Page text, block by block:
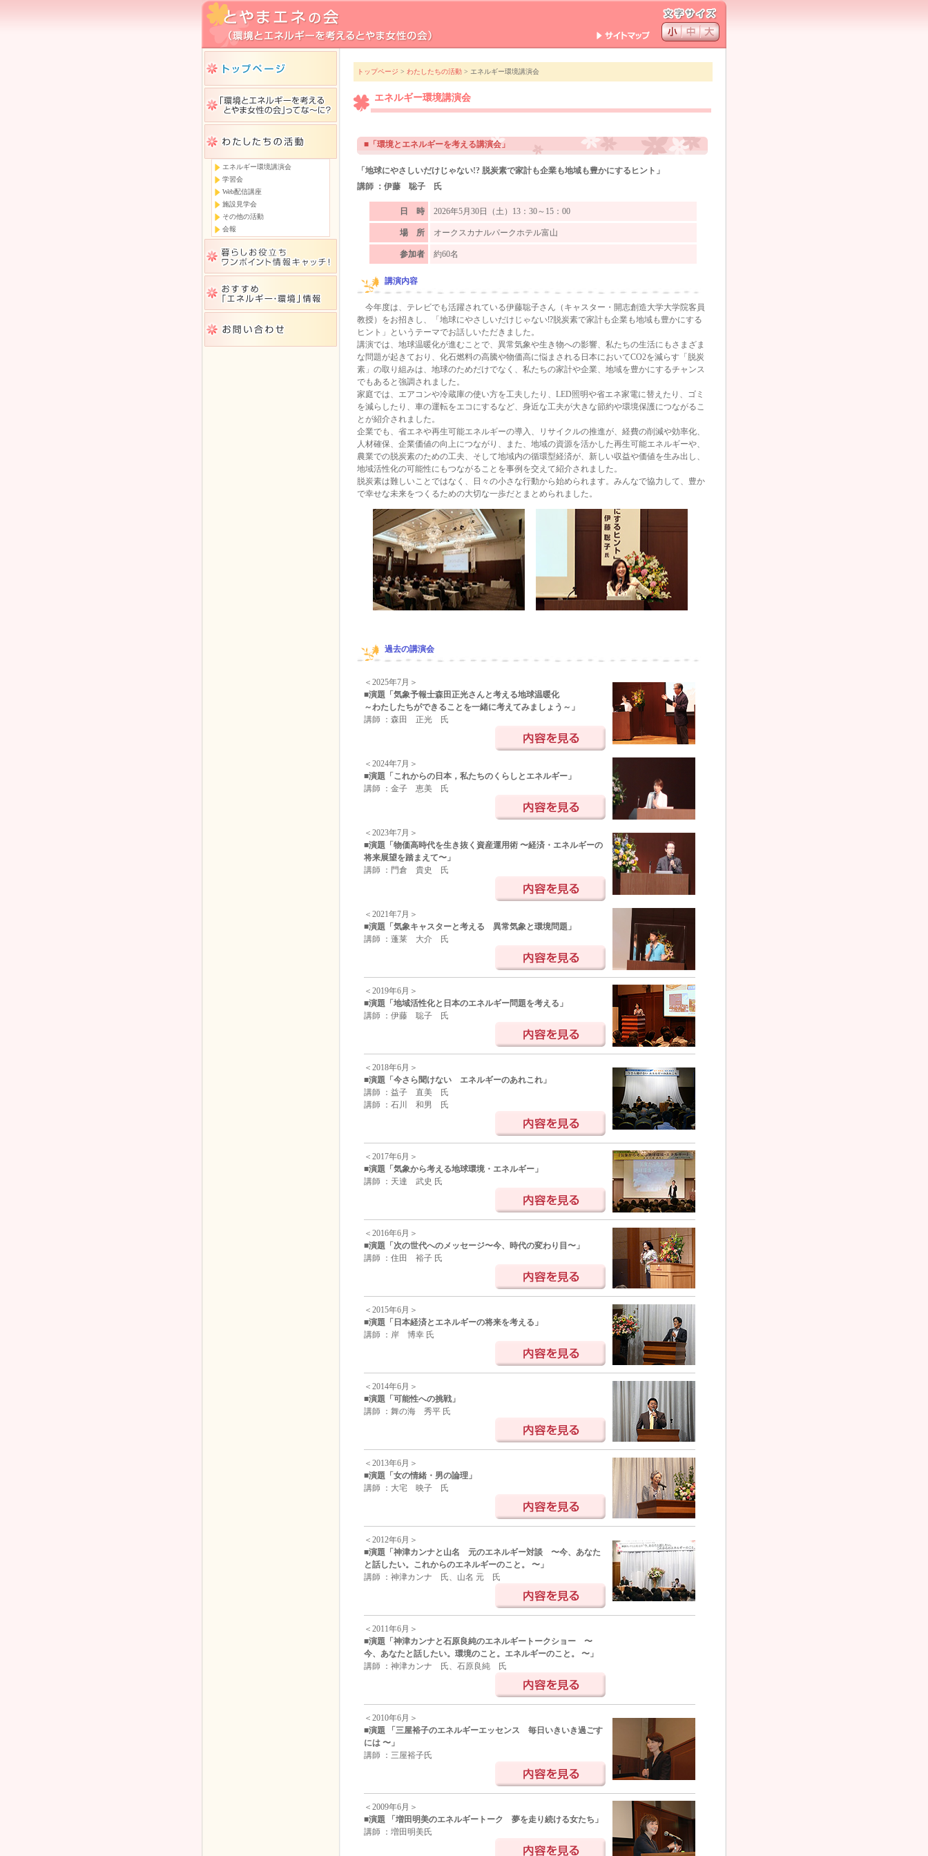
エネルギー環境講演会
学習会
Web配信講座
施設見学会
その他の活動
会報
トップページ > わたしたちの活動 > エネルギー環境講演会
エネルギー環境講演会
■「環境とエネルギーを考える講演会」
「地球にやさしいだけじゃない!? 脱炭素で家計も企業も地域も豊かにするヒント」
講師 ：伊藤 聡子 氏
日 時 2026年5月30日（土）13：30～15：00
場 所 オークスカナルパークホテル富山
参加者 約60名
講演内容
今年度は、テレビでも活躍されている伊藤聡子さん（キャスター・開志創造大学大学院客員
教授）をお招きし、「地球にやさしいだけじゃない⁉脱炭素で家計も企業も地域も豊かにする
ヒント」というテーマでお話しいただきました。
講演では、地球温暖化が進むことで、異常気象や生き物への影響、私たちの生活にもさまざま
な問題が起きており、化石燃料の高騰や物価高に悩まされる日本においてCO2を減らす「脱炭
素」の取り組みは、地球のためだけでなく、私たちの家計や企業、地域を豊かにするチャンス
でもあると強調されました。
家庭では、エアコンや冷蔵庫の使い方を工夫したり、LED照明や省エネ家電に替えたり、ゴミ
を減らしたり、車の運転をエコにするなど、身近な工夫が大きな節約や環境保護につながるこ
とが紹介されました。
企業でも、省エネや再生可能エネルギーの導入、リサイクルの推進が、経費の削減や効率化、
人材確保、企業価値の向上につながり、また、地域の資源を活かした再生可能エネルギーや、
農業での脱炭素のための工夫、そして地域内の循環型経済が、新しい収益や価値を生み出し、
地域活性化の可能性にもつながることを事例を交えて紹介されました。
脱炭素は難しいことではなく、日々の小さな行動から始められます。みんなで協力して、豊か
で幸せな未来をつくるための大切な一歩だとまとめられました。
過去の講演会
＜2025年7月＞
■演題「気象予報士森田正光さんと考える地球温暖化
～わたしたちができることを一緒に考えてみましょう～」
講師 ：森田 正光 氏
＜2024年7月＞
■演題「これからの日本，私たちのくらしとエネルギー」
講師 ：金子 恵美 氏
＜2023年7月＞
■演題「物価高時代を生き抜く資産運用術 〜経済・エネルギーの
将来展望を踏まえて〜」
講師 ：門倉 貴史 氏
＜2021年7月＞
■演題「気象キャスターと考える 異常気象と環境問題」
講師 ：蓬莱 大介 氏
＜2019年6月＞
■演題「地域活性化と日本のエネルギー問題を考える」
講師 ：伊藤 聡子 氏
＜2018年6月＞
■演題「今さら聞けない エネルギーのあれこれ」
講師 ：益子 直美 氏
講師 ：石川 和男 氏
＜2017年6月＞
■演題「気象から考える地球環境・エネルギー」
講師 ：天達 武史 氏
＜2016年6月＞
■演題「次の世代へのメッセージ〜今、時代の変わり目〜」
講師 ：住田 裕子 氏
＜2015年6月＞
■演題「日本経済とエネルギーの将来を考える」
講師 ：岸 博幸 氏
＜2014年6月＞
■演題「可能性への挑戦」
講師 ：舞の海 秀平 氏
＜2013年6月＞
■演題「女の情緒・男の論理」
講師 ：大宅 映子 氏
＜2012年6月＞
■演題「神津カンナと山名 元のエネルギー対談 〜今、あなた
と話したい。これからのエネルギーのこと。 〜」
講師 ：神津カンナ 氏、山名 元 氏
＜2011年6月＞
■演題「神津カンナと石原良純のエネルギートークショー 〜
今、あなたと話したい。環境のこと。エネルギーのこと。 〜」
講師 ：神津カンナ 氏、石原良純 氏
＜2010年6月＞
■演題 「三屋裕子のエネルギーエッセンス 毎日いきいき過ごす
には 〜」
講師 ：三屋裕子氏
＜2009年6月＞
■演題 「増田明美のエネルギートーク 夢を走り続ける女たち」
講師 ：増田明美氏